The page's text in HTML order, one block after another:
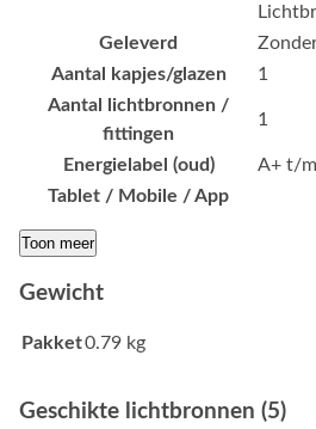
Geleverd
Aantal kapjes/glazen
1
Aantal lichtbronnen /
fittingen
1
Energielabel (oud)
A+ t/
Tablet / Mobile / App
Toon meer
Gewicht
Pakket0.79 kg
Geschikte lichtbronnen (5)